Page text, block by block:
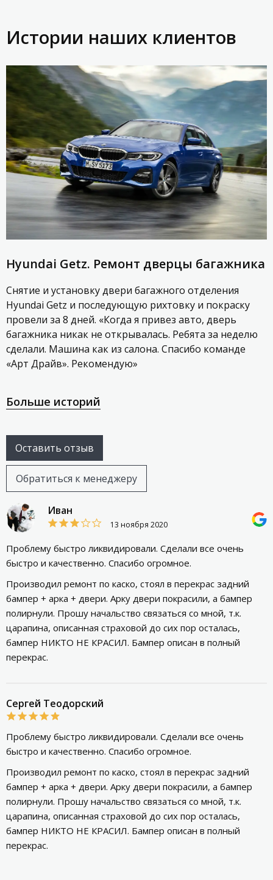
Истории наших клиентов
Hyundai Getz. Ремонт дверцы багажника
Снятие и установку двери багажного отделения
Hyundai Getz и последующую рихтовку и покраску
провели за 8 дней. «Когда я привез авто, дверь
багажника никак не открывалась. Ребята за неделю
сделали. Машина как из салона. Спасибо команде
«Арт Драйв». Рекомендую»
Больше историй
Оставить отзыв
Обратиться к менеджеру
Иван
13 ноября 2020
Проблему быстро ликвидировали. Сделали все очень
быстро и качественно. Спасибо огромное.
Производил ремонт по каско, стоял в перекрас задний
бампер + арка + двери. Арку двери покрасили, а бампер
полирнули. Прошу начальство связаться со мной, т.к.
царапина, описанная страховой до сих пор осталась,
бампер НИКТО НЕ КРАСИЛ. Бампер описан в полный
перекрас.
Сергей Теодорский
Проблему быстро ликвидировали. Сделали все очень
быстро и качественно. Спасибо огромное.
Производил ремонт по каско, стоял в перекрас задний
бампер + арка + двери. Арку двери покрасили, а бампер
полирнули. Прошу начальство связаться со мной, т.к.
царапина, описанная страховой до сих пор осталась,
бампер НИКТО НЕ КРАСИЛ. Бампер описан в полный
перекрас.